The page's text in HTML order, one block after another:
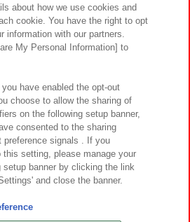
テナビリティ サイトポリシー
ウェブアクセシビリティ方針と検証結果
もに
方針 よくあるご質問・お問い合わせ
Namco Amusement Inc.
Namco Amusement Lab Inc.
about how we use cookies and
cookie. You have the right to opt
information with our partners.
My Personal Information] to
have enabled the opt-out
choose to allow the sharing of
on the following setup banner,
consented to the sharing
preference signals . If you
this setting, please manage your
setup banner by clicking the link
and close the banner.